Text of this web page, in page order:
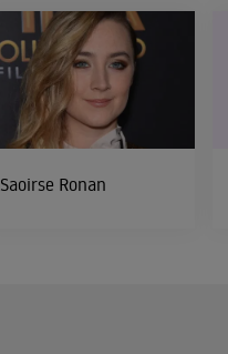
Saoirse Ronan